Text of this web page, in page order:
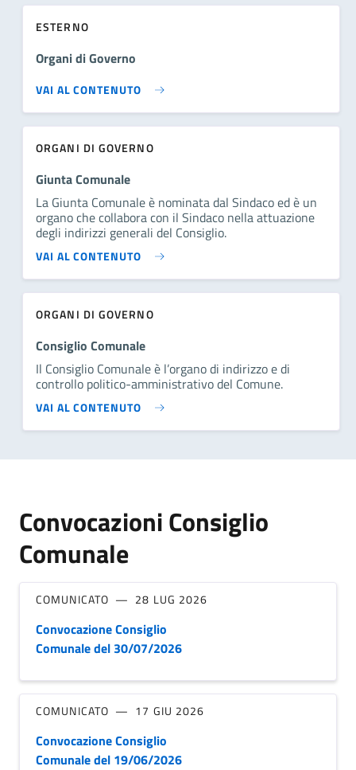
ESTERNO
Organi di Governo
VAI AL CONTENUTO
ORGANI DI GOVERNO
Giunta Comunale
La Giunta Comunale è nominata dal Sindaco ed è un
organo che collabora con il Sindaco nella attuazione
degli indirizzi generali del Consiglio.
VAI AL CONTENUTO
ORGANI DI GOVERNO
Consiglio Comunale
Il Consiglio Comunale è l’organo di indirizzo e di
controllo politico-amministrativo del Comune.
VAI AL CONTENUTO
Convocazioni Consiglio
Comunale
COMUNICATO 28 LUG 2026
Convocazione Consiglio
Comunale del 30/07/2026
COMUNICATO 17 GIU 2026
Convocazione Consiglio
Comunale del 19/06/2026